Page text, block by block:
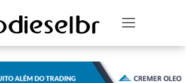
Toggle